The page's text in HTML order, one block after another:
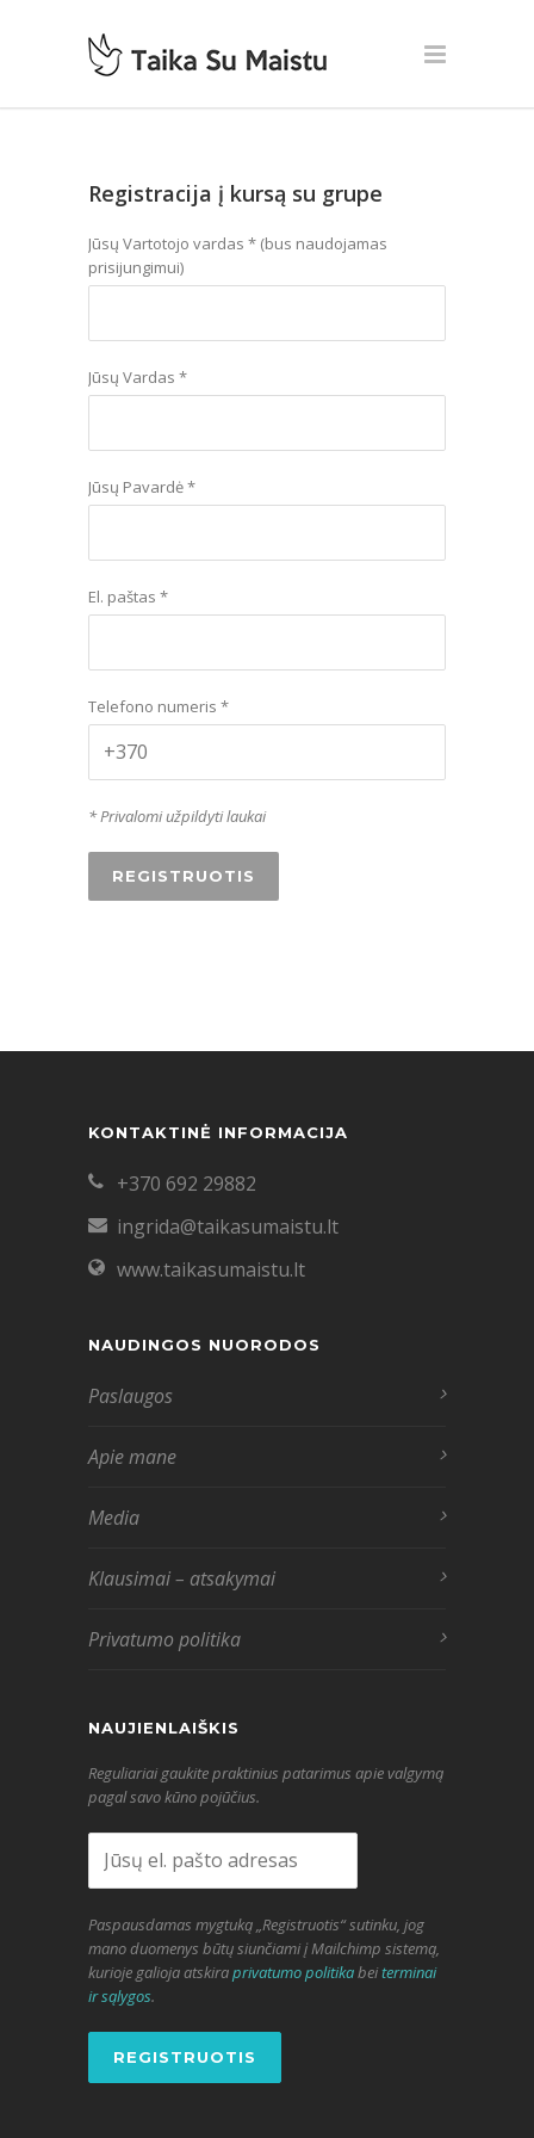
Registracija į kursą su grupe
Jūsų Vartotojo vardas * (bus naudojamas
prisijungimui)
Jūsų Vardas *
Jūsų Pavardė *
El. paštas *
Telefono numeris *
* Privalomi užpildyti laukai
KONTAKTINĖ INFORMACIJA
+370 692 29882
ingrida@taikasumaistu.lt
www.taikasumaistu.lt
NAUDINGOS NUORODOS
Paslaugos
Apie mane
Media
Klausimai – atsakymai
Privatumo politika
NAUJIENLAIŠKIS
Reguliariai gaukite praktinius patarimus apie valgymą
pagal savo kūno pojūčius.
Paspausdamas mygtuką „Registruotis“ sutinku, jog
mano duomenys būtų siunčiami į Mailchimp sistemą,
kurioje galioja atskiraprivatumo politikabeiterminai
ir sąlygos.